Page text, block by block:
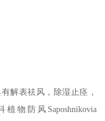
解表祛风，除湿止痉，
物防风Saposhnikovia